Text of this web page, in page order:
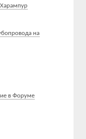
на
в Форуме